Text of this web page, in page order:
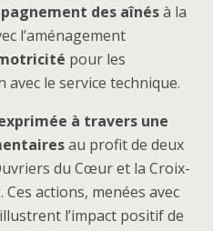
des aînésà la
l’aménagement
pour les
le service technique.
à travers une
au profit de deux
du Cœur et la Croix-
actions, menées avec
l’impact positif de